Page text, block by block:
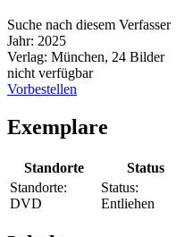
Suche nach diesem Verfasser
Jahr: 2025
Verlag: München, 24 Bilder
nicht verfügbar
Vorbestellen
Exemplare
Standorte Status
Standorte:
DVD
Status:
Entliehen